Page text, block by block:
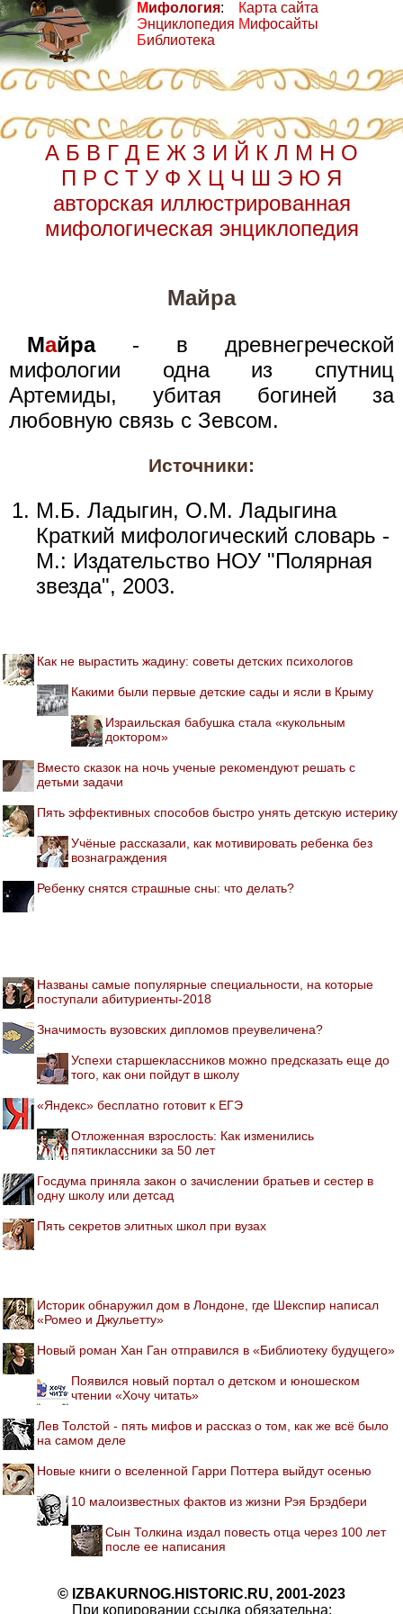
Мифология:
Энциклопедия
Библиотека
Карта сайта
Мифосайты
А Б В Г Д Е Ж З И Й К Л М Н О
П Р С Т У Ф Х Ц Ч Ш Э Ю Я
авторская иллюстрированная
мифологическая энциклопедия
Майра
Майра- в древнегреческой
мифологии одна из спутниц
Артемиды, убитая богиней за
любовную связь с Зевсом.
Источники:
М.Б. Ладыгин, О.М. Ладыгина
Краткий мифологический словарь -
М.: Издательство НОУ "Полярная
звезда", 2003.
Как не вырастить жадину: советы детских психологов
Какими были первые детские сады и ясли в Крыму
Израильская бабушка стала «кукольным
доктором»
Вместо сказок на ночь ученые рекомендуют решать с
детьми задачи
Пять эффективных способов быстро унять детскую истерику
Учёные рассказали, как мотивировать ребенка без
вознаграждения
Ребенку снятся страшные сны: что делать?
Названы самые популярные специальности, на которые
поступали абитуриенты-2018
Значимость вузовских дипломов преувеличена?
Успехи старшеклассников можно предсказать еще до
того, как они пойдут в школу
«Яндекс» бесплатно готовит к ЕГЭ
Отложенная взрослость: Как изменились
пятиклассники за 50 лет
Госдума приняла закон о зачислении братьев и сестер в
одну школу или детсад
Пять секретов элитных школ при вузах
Историк обнаружил дом в Лондоне, где Шекспир написал
«Ромео и Джульетту»
Новый роман Хан Ган отправился в «Библиотеку будущего»
Появился новый портал о детском и юношеском
чтении «Хочу читать»
Лев Толстой - пять мифов и рассказ о том, как же всё было
на самом деле
Новые книги о вселенной Гарри Поттера выйдут осенью
10 малоизвестных фактов из жизни Рэя Брэдбери
Сын Толкина издал повесть отца через 100 лет
после ее написания
© IZBAKURNOG.HISTORIC.RU, 2001-2023
При копировании ссылка обязательна: